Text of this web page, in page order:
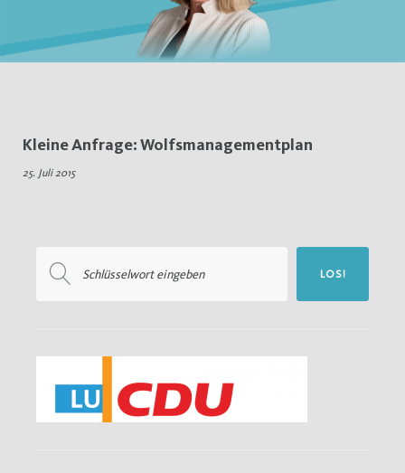
Schlagwort:
Wolfsmanagement
Kleine Anfrage: Wolfsmanagementplan
25. Juli 2015
nach:
LOS!